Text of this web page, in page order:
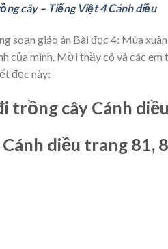
cây – Tiếng Việt 4 Cánh diều
soạn giáo án Bài đọc 4: Mùa
của mình. Mời thầy cô và các
đọc này:
trồng cây Cánh diều
diều trang 81,